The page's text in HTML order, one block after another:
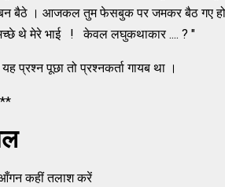
बैठे । आजकल तुम फेसबुक पर जमकर बैठ गए हो
थे मेरे भाई ! केवल लघुकथाकार .... ? "
प्रश्न पूछा तो प्रश्नकर्ता गायब था ।
कहीं तलाश करें